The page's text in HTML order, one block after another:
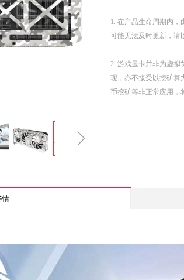
ꁇ
1. 在产品生命周期内
可能无法及时更新，请
2. 游戏显卡并非为虚拟
现，亦不接受以挖矿算
币挖矿等非正常应用，
情